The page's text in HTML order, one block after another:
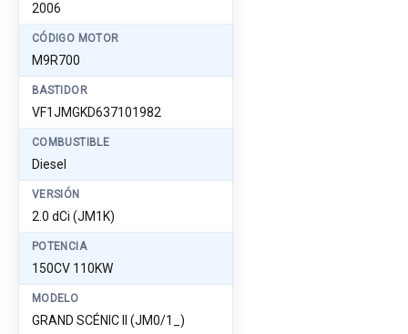
2006
CÓDIGO MOTOR
M9R700
BASTIDOR
VF1JMGKD637101982
COMBUSTIBLE
Diesel
VERSIÓN
2.0 dCi (JM1K)
POTENCIA
150CV 110KW
MODELO
GRAND SCÉNIC II (JM0/1_)